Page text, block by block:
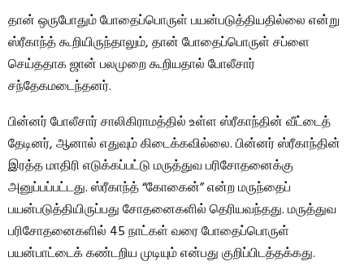
தான் ஒருபோதும் போதைப்பொருள் பயன்படுத்தியதில்லை என்று
ஸ்ரீகாந்த் கூறியிருந்தாலும், தான் போதைப்பொருள் சப்ளை
செய்ததாக ஜான் பலமுறை கூறியதால் போலீசார்
சந்தேகமடைந்தனர்.
பின்னர் போலீசார் சாலிகிராமத்தில் உள்ள ஸ்ரீகாந்தின் வீட்டைத்
தேடினர், ஆனால் எதுவும் கிடைக்கவில்லை. பின்னர் ஸ்ரீகாந்தின்
இரத்த மாதிரி எடுக்கப்பட்டு மருத்துவ பரிசோதனைக்கு
அனுப்பப்பட்டது. ஸ்ரீகாந்த் “கோகைன்” என்ற மருந்தைப்
பயன்படுத்தியிருப்பது சோதனைகளில் தெரியவந்தது. மருத்துவ
பரிசோதனைகளில் 45 நாட்கள் வரை போதைப்பொருள்
பயன்பாட்டைக் கண்டறிய முடியும் என்பது குறிப்பிடத்தக்கது.